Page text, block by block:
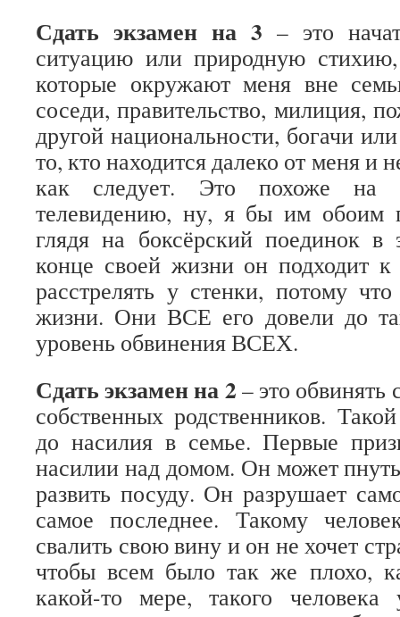
Сдать экзамен на 3 – это
ситуацию или природную
которые окружают меня вне
соседи, правительство, милиция,
другой национальности, богачи
то, кто находится далеко от меня и
как следует. Это похоже на
телевидению, ну, я бы им обоим
глядя на боксёрский поединок в
конце своей жизни он подходит
расстрелять у стенки, потому
жизни. Они ВСЕ его довели до
уровень обвинения ВСЕХ.
Сдать экзамен на 2 – это обвинять
собственных родственников.
до насилия в семье. Первые
насилии над домом. Он может пнуть
развить посуду. Он разрушает
самое последнее. Такому
свалить свою вину и он не хочет
чтобы всем было так же плохо,
какой-то мере, такого